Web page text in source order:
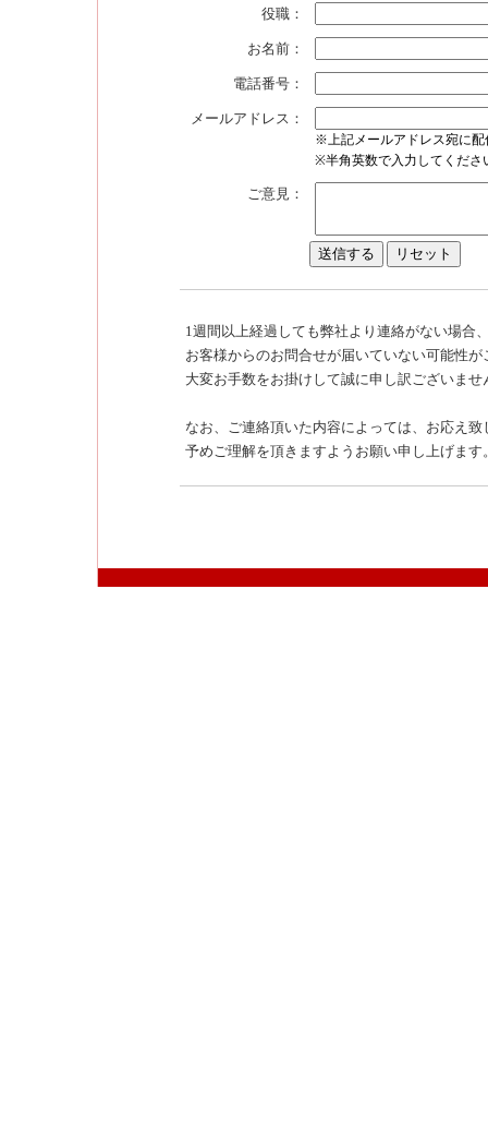
役職：
お名前：
電話番号：
メールアドレス：
※上記メールアドレス宛に配
※半角英数で入力してくださ
ご意見：
1週間以上経過しても弊社より連絡がない場合
お客様からのお問合せが届いていない可能性が
大変お手数をお掛けして誠に申し訳ございま
なお、ご連絡頂いた内容によっては、お応え
予めご理解を頂きますようお願い申し上げます